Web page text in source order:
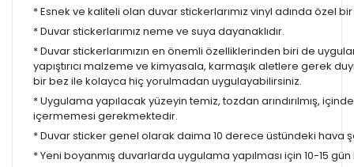
* Esnek ve kaliteli olan duvar stickerlarımız vinyl adında özel
* Duvar stickerlarımız neme ve suya dayanaklıdır.
* Duvar stickerlarımızın en önemli özelliklerinden biri de
yapıştırıcı malzeme ve kimyasala, karmaşık aletlere gerek
bir bez ile kolayca hiç yorulmadan uygulayabilirsiniz.
* Uygulama yapılacak yüzeyin temiz, tozdan arındırılmış,
içermemesi gerekmektedir.
* Duvar sticker genel olarak daima 10 derece üstündeki hava
* Yeni boyanmış duvarlarda uygulama yapılması için 10-15